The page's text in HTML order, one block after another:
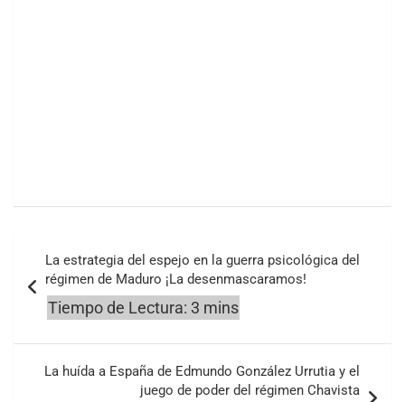
de
entradas
La estrategia del espejo en la guerra psicológica del
régimen de Maduro ¡La desenmascaramos!
La huída a España de Edmundo González Urrutia y el
juego de poder del régimen Chavista